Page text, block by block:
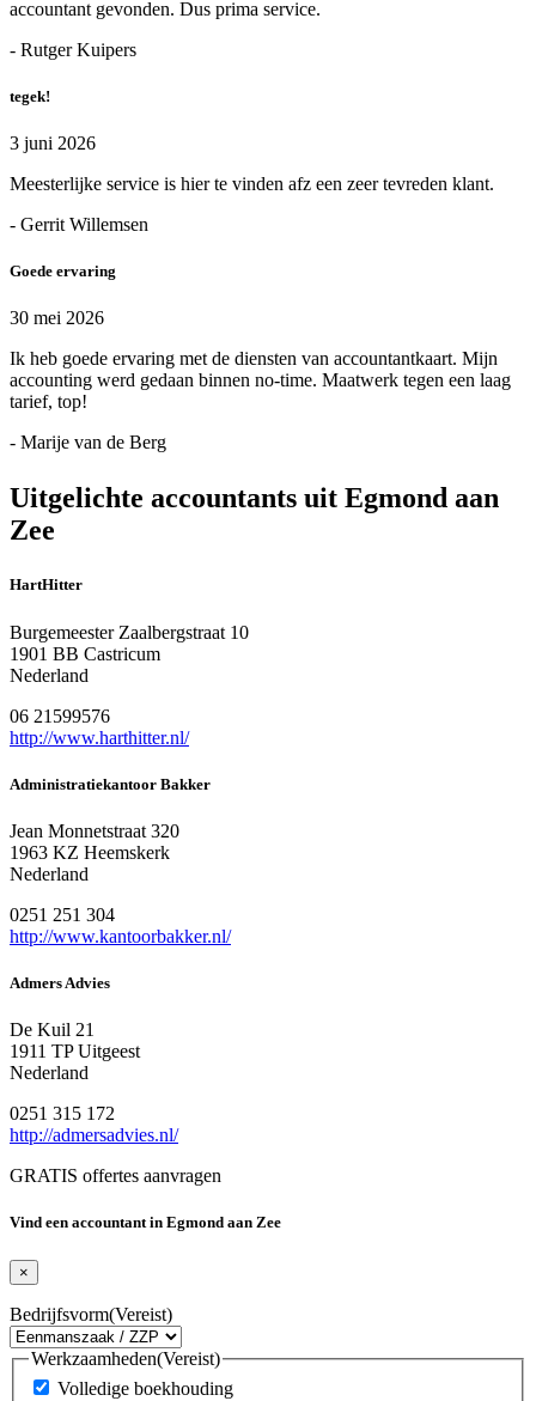
accountant gevonden. Dus prima service.
- Rutger Kuipers
tegek!
3 juni 2026
Meesterlijke service is hier te vinden afz een zeer tevreden klant.
- Gerrit Willemsen
Goede ervaring
30 mei 2026
Ik heb goede ervaring met de diensten van accountantkaart. Mijn
accounting werd gedaan binnen no-time. Maatwerk tegen een laag
tarief, top!
- Marije van de Berg
Uitgelichte accountants uit Egmond aan
Zee
HartHitter
Burgemeester Zaalbergstraat 10
1901 BB Castricum
Nederland
06 21599576
http://www.harthitter.nl/
Administratiekantoor Bakker
Jean Monnetstraat 320
1963 KZ Heemskerk
Nederland
0251 251 304
http://www.kantoorbakker.nl/
Admers Advies
De Kuil 21
1911 TP Uitgeest
Nederland
0251 315 172
http://admersadvies.nl/
GRATIS offertes aanvragen
Vind een accountant in Egmond aan Zee
×
Bedrijfsvorm(Vereist)
Werkzaamheden(Vereist)
Volledige boekhouding